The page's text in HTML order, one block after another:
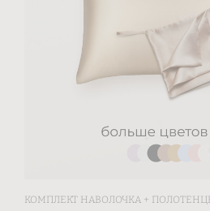
КОМПЛЕКТ НАВОЛОЧКА +